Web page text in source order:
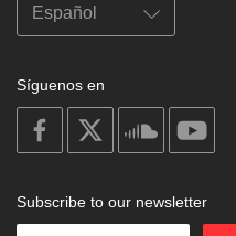
Síguenos en
on
facebook
soundcloud
Subscribe to our newsletter